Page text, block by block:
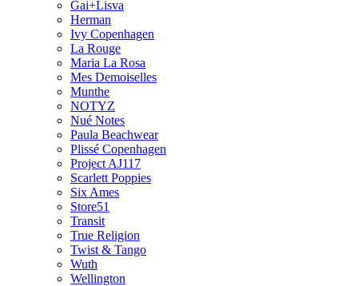
Gai+Lisva
Herman
Ivy Copenhagen
La Rouge
Maria La Rosa
Mes Demoiselles
Munthe
NOTYZ
Nué Notes
Paula Beachwear
Plissé Copenhagen
Project AJ117
Scarlett Poppies
Six Ames
Store51
Transit
True Religion
Twist & Tango
Wuth
Wellington